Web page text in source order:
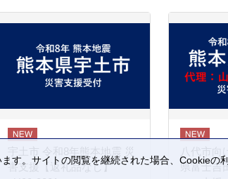
宇土市 令和8年熊本地震 災
害支援【返礼品なし】
八代市向
県富士吉
。サイトの閲覧を継続された場合、Cookieの